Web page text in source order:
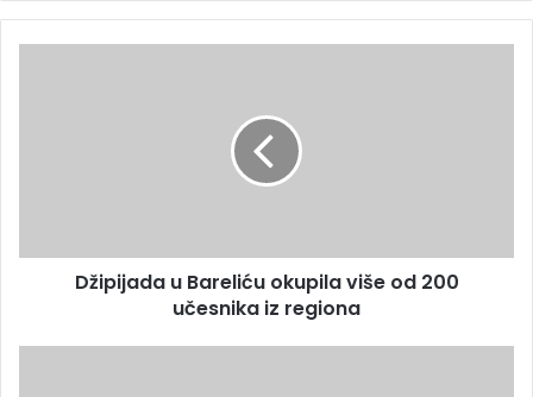
Džipijada u Bareliću okupila više od 200
učesnika iz regiona